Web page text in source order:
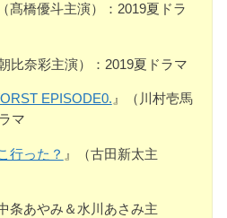
髙橋優斗主演）：2019夏ドラ
比奈彩主演）：2019夏ドラマ
EPISODE0. 』（川村壱馬
マ
行った？ 』（古田新太主
条あやみ＆水川あさみ主